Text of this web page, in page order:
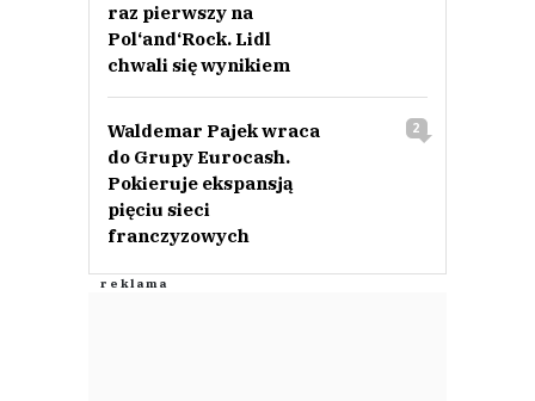
raz pierwszy na
Pol‘and‘Rock. Lidl
chwali się wynikiem
Waldemar Pajek wraca
do Grupy Eurocash.
Pokieruje ekspansją
pięciu sieci
franczyzowych
2